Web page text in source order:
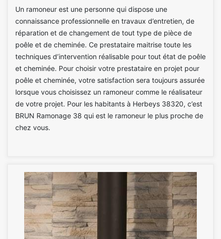
Un ramoneur est une personne qui dispose une
connaissance professionnelle en travaux d’entretien, de
réparation et de changement de tout type de pièce de
poêle et de cheminée. Ce prestataire maitrise toute les
techniques d’intervention réalisable pour tout état de poêle
et cheminée. Pour choisir votre prestataire en projet pour
poêle et cheminée, votre satisfaction sera toujours assurée
lorsque vous choisissez un ramoneur comme le réalisateur
de votre projet. Pour les habitants à Herbeys 38320, c’est
BRUN Ramonage 38 qui est le ramoneur le plus proche de
chez vous.